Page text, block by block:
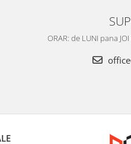
ORAR: de LUNI pana